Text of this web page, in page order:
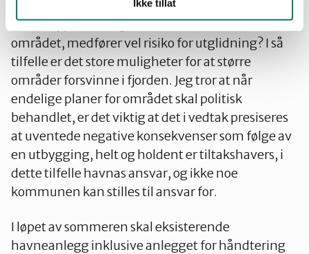
Ikke tillat
syn det planlagte havnebassenget. Å lage et 10
meter dypt basseng et steinkast fra det vernede
området, medfører vel risiko for utglidning? I så
tilfelle er det store muligheter for at større
områder forsvinne i fjorden. Jeg tror at når
endelige planer for området skal politisk
behandlet, er det viktig at det i vedtak presiseres
at uventede negative konsekvenser som følge av
en utbygging, helt og holdent er tiltakshavers, i
dette tilfelle havnas ansvar, og ikke noe
kommunen kan stilles til ansvar for.
I løpet av sommeren skal eksisterende
havneanlegg inklusive anlegget for håndtering